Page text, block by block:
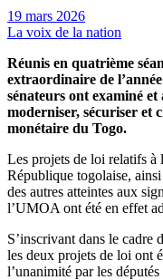
19 mars 2026
La voix de la nation
Réunis en quatrième
extraordinaire de
sénateurs ont examiné
moderniser, sécuriser et
monétaire du Togo.
Les projets de loi relatifs à
République togolaise,
des autres atteintes aux
l’UMOA ont été en effet
S’inscrivant dans le cadre
les deux projets de loi ont
l’unanimité par les